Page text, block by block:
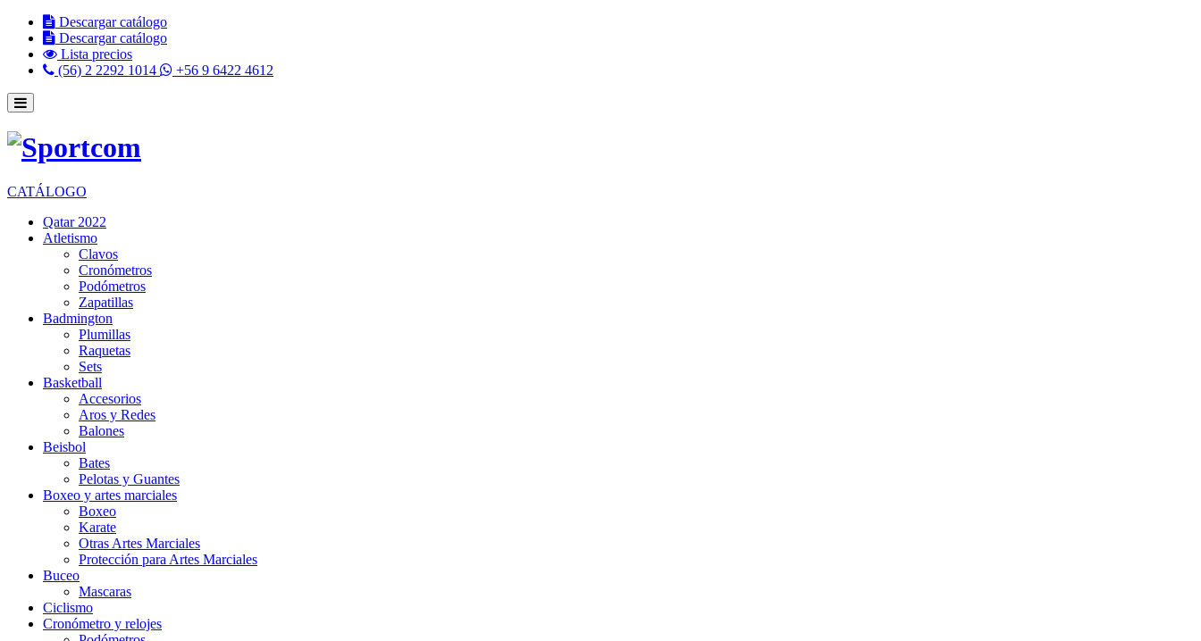
Descargar catálogo
Descargar catálogo
Lista precios
(56) 2 2292 1014
+56 9 6422 4612
CATÁLOGO
Qatar 2022
Atletismo
Clavos
Cronómetros
Podómetros
Zapatillas
Badmington
Plumillas
Raquetas
Sets
Basketball
Accesorios
Aros y Redes
Balones
Beisbol
Bates
Pelotas y Guantes
Boxeo y artes marciales
Boxeo
Karate
Otras Artes Marciales
Protección para Artes Marciales
Buceo
Mascaras
Ciclismo
Cronómetro y relojes